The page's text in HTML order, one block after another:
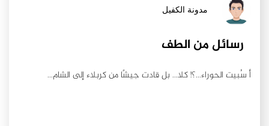
والسلام الداخلي.. دقيقةٌ ترفع عن كاهلك أثقال الحياة وتدفعك للإنجاز
اللامتناهي.. دقيقةٌ إحدى ثوانيها تتلو سلامٌ على آل يس، والثانية
the psychology of “habit-formation” and general practice.
مدونة الكفيل
رسائل من الطف
أ سُبيت الحوراء...؟! كلا... بل قادت جيشًا من كربلاء إلى الشام...